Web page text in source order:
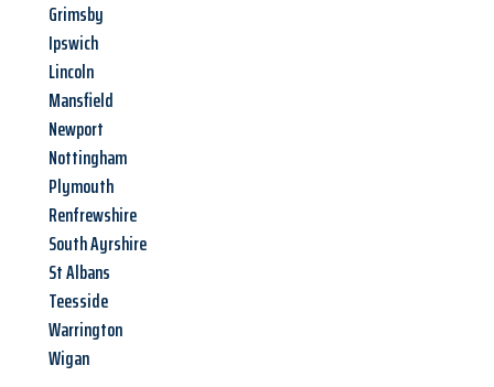
Grimsby
Ipswich
Lincoln
Mansfield
Newport
Nottingham
Plymouth
Renfrewshire
South Ayrshire
St Albans
Teesside
Warrington
Wigan